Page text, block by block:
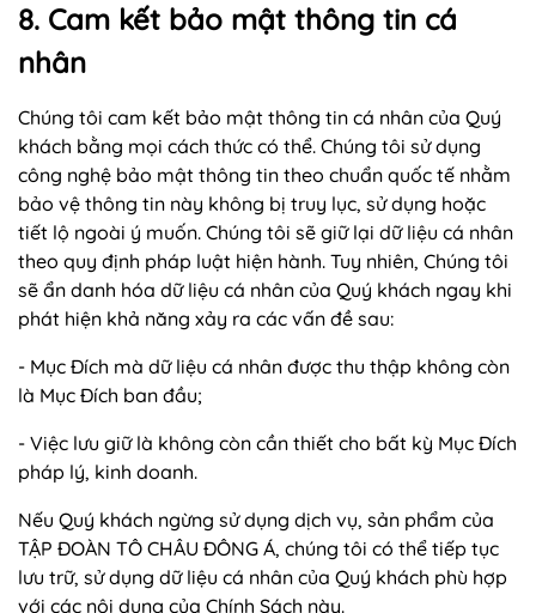
8. Cam kết bảo mật thông tin cá
nhân
Chúng tôi cam kết bảo mật thông tin cá nhân của Quý
khách bằng mọi cách thức có thể. Chúng tôi sử dụng
công nghệ bảo mật thông tin theo chuẩn quốc tế nhằm
bảo vệ thông tin này không bị truy lục, sử dụng hoặc
tiết lộ ngoài ý muốn. Chúng tôi sẽ giữ lại dữ liệu cá nhân
theo quy định pháp luật hiện hành. Tuy nhiên, Chúng tôi
sẽ ẩn danh hóa dữ liệu cá nhân của Quý khách ngay khi
phát hiện khả năng xảy ra các vấn đề sau:
- Mục Đích mà dữ liệu cá nhân được thu thập không còn
là Mục Đích ban đầu;
- Việc lưu giữ là không còn cần thiết cho bất kỳ Mục Đích
pháp lý, kinh doanh.
Nếu Quý khách ngừng sử dụng dịch vụ, sản phẩm của
TẬP ĐOÀN TÔ CHÂU ĐÔNG Á, chúng tôi có thể tiếp tục
lưu trữ, sử dụng dữ liệu cá nhân của Quý khách phù hợp
với các nội dung của Chính Sách này.